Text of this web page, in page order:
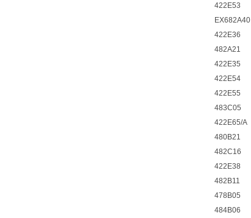
422E53
EX682A40
422E36
482A21
422E35
422E54
422E55
483C05
422E65/A
480B21
482C16
422E38
482B11
478B05
484B06